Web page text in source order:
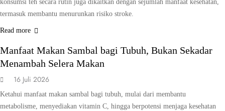
konsumsi teh secara rutin juga dikaitkan dengan sejumlah manfaat kesehatan,
termasuk membantu menurunkan risiko stroke.
Read more
GAYA HIDUP
Manfaat Makan Sambal bagi Tubuh, Bukan Sekadar
Menambah Selera Makan
16 Juli 2026
Ketahui manfaat makan sambal bagi tubuh, mulai dari membantu
metabolisme, menyediakan vitamin C, hingga berpotensi menjaga kesehatan